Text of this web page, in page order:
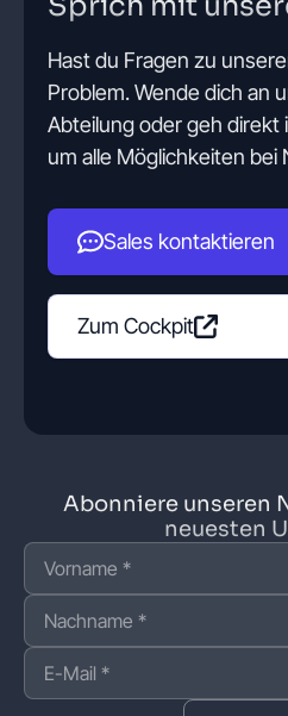
Hast du Fragen zu
Problem. Wende dich an
Abteilung oder geh direkt
um alle Möglichkeiten bei
Sales kontaktieren
Zum Cockpit
Abonniere unseren
neuesten